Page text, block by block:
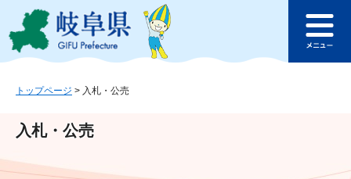
ジ
ュ
文
このページの本文へ
ュ
トップページ > 入札・公売
入札・公売